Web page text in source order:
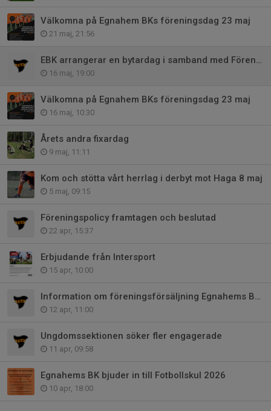
Välkomna på Egnahem BKs föreningsdag 23 maj
21 maj, 21:56
EBK arrangerar en bytardag i samband med Föreningsdagen 23 maj 23 maj
16 maj, 19:00
Välkomna på Egnahem BKs föreningsdag 23 maj
16 maj, 10:30
Årets andra fixardag
9 maj, 11:11
Kom och stötta vårt herrlag i derbyt mot Haga 8 maj
5 maj, 09:15
Föreningspolicy framtagen och beslutad
22 apr, 15:37
Erbjudande från Intersport
15 apr, 10:00
Information om föreningsförsäljning Egnahems BK 2026
12 apr, 11:00
Ungdomssektionen söker fler engagerade
11 apr, 09:58
Egnahems BK bjuder in till Fotbollskul 2026
10 apr, 18:00